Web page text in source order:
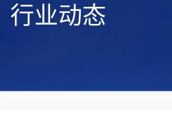
行业动态